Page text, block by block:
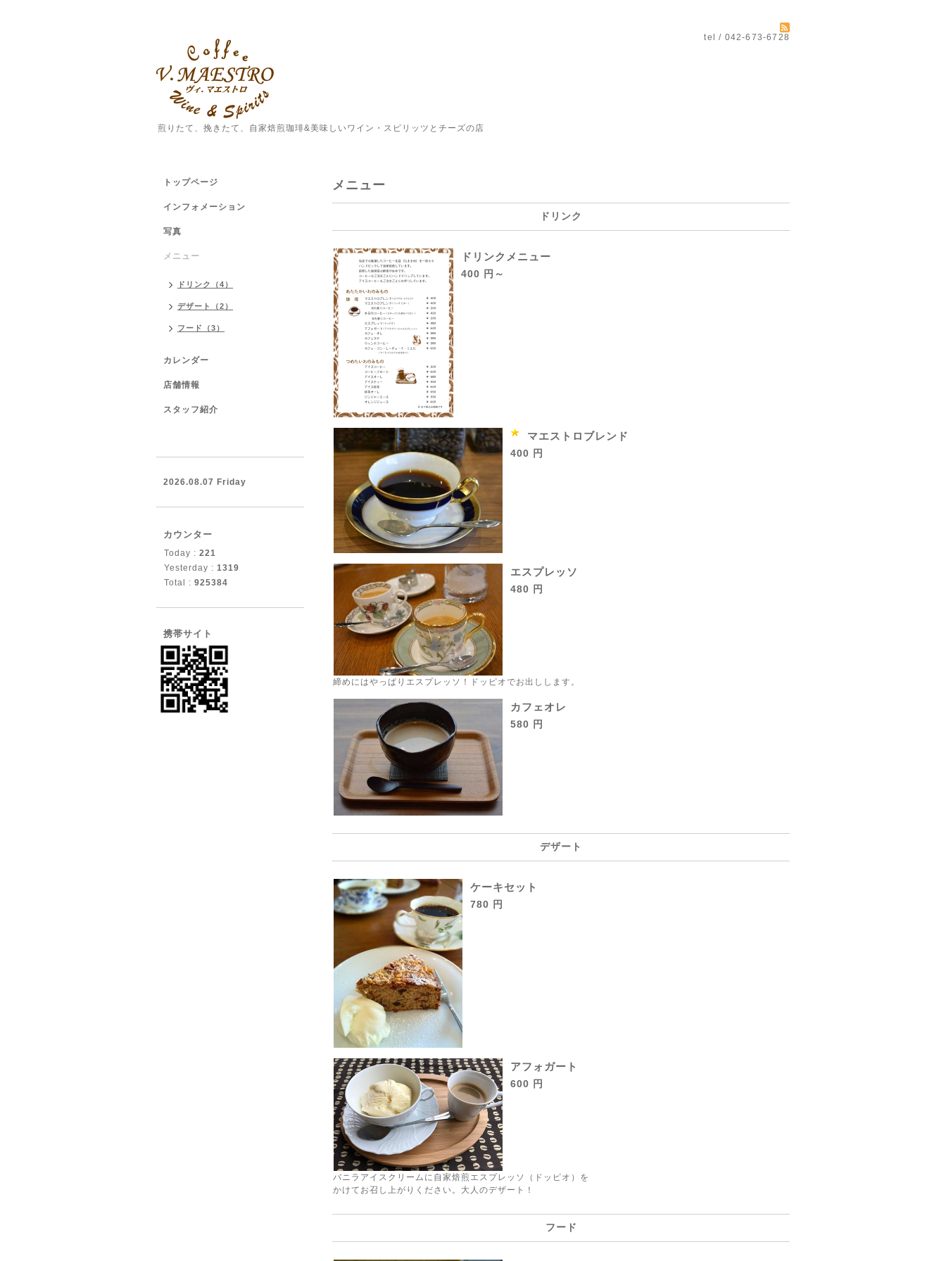
tel / 042-673-6728
煎りたて、挽きたて、自家焙煎珈琲&美味しいワイン・スピリッツとチーズの店
メニュー
ドリンク
ドリンクメニュー
400 円～
マエストロブレンド
400 円
エスプレッソ
480 円
締めにはやっぱりエスプレッソ！ドッピオでお出しします。
カフェオレ
580 円
デザート
ケーキセット
780 円
アフォガート
600 円
バニラアイスクリームに自家焙煎エスプレッソ（ドッピオ）を
かけてお召し上がりください。大人のデザート！
フード
トップページ
インフォメーション
写真
メニュー
ドリンク（4）
デザート（2）
フード（3）
カレンダー
店舗情報
スタッフ紹介
2026.08.07 Friday
カウンター
Today : 221
Yesterday : 1319
Total : 925384
携帯サイト